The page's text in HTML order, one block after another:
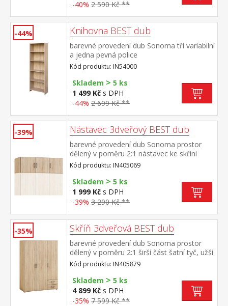
-40% 2 590 Kč **
-44% Knihovna BEST dub
barevné provedení dub Sonoma tři variabilní
a jedna pevná police
Kód produktu: IN54000
Skladem > 5 ks
1 499 Kč s DPH
-44% 2 699 Kč **
-39% Nástavec 3dveřový BEST dub
barevné provedení dub Sonoma prostor
dělený v poměru 2:1 nástavec ke skříni
IN405879 nástavec je součástí skříně a
nelze jej sestavit samostatně
Kód produktu: IN405069
Skladem > 5 ks
1 999 Kč s DPH
-39% 3 290 Kč **
-35% Skříň 3dveřová BEST dub
barevné provedení dub Sonoma prostor
dělený v poměru 2:1 širší část šatní tyč, užší
část 2 variabilní police, 2 zásuvky ke skříni je
možno dokoupit nástavec IN405069
Kód produktu: IN405879
Skladem > 5 ks
4 899 Kč s DPH
-35% 7 599 Kč **